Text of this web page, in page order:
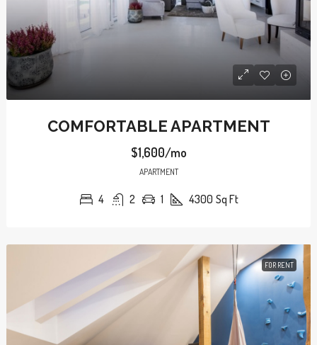
COMFORTABLE APARTMENT
$1,600/mo
APARTMENT
4 2 1 4300 Sq Ft
FOR RENT